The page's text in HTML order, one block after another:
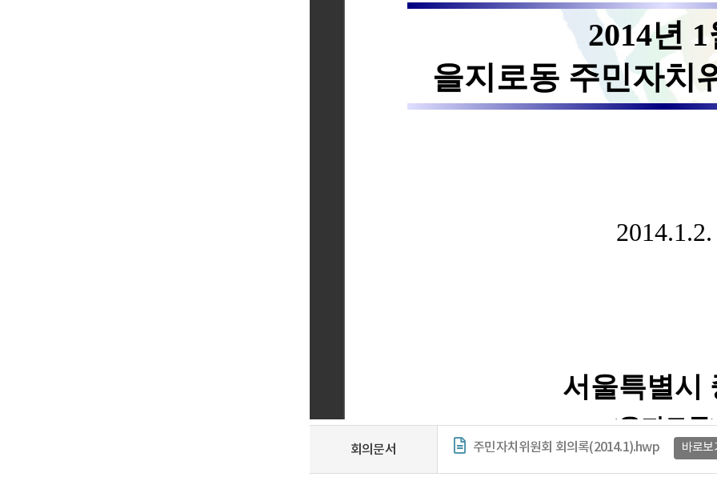
회의문서 주민자치위원회 회의록(2014.1).hwp 바로보